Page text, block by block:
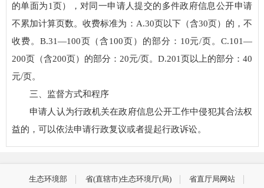
的单面为1页），对同一申请人提交的多件政府信息公开申请
不累加计算页数。收费标准为：A.30页以下（含30页）的，不
收费。B.31—100页（含100页）的部分：10元/页。C.101—
200页（含200页）的部分：20元/页。D.201页以上的部分：40
元/页。
三、监督方式和程序
申请人认为行政机关在政府信息公开工作中侵犯其合法权
益的，可以依法申请行政复议或者提起行政诉讼。
生态环境部 省(直辖市)生态环境厅(局)
省直厅局网站